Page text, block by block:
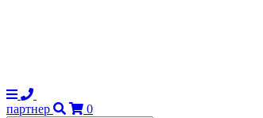
партнер
0